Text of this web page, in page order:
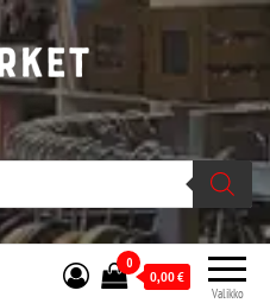
ja kivijalassa
Stupido Market on vaihtoehtomusaan
erikoistunut verkko- sekä
kivijalkakauppa Helsingissä Kallion
sydämessä.
Valikko
0
0,00€